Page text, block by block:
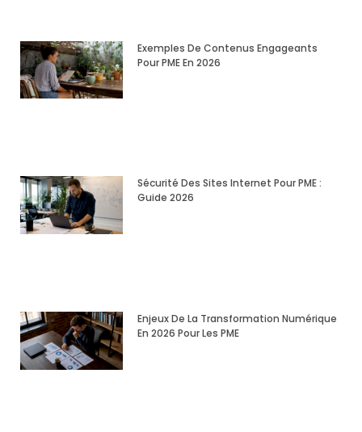
Exemples De Contenus Engageants
Pour PME En 2026
Sécurité Des Sites Internet Pour PME :
Guide 2026
Enjeux De La Transformation Numérique
En 2026 Pour Les PME